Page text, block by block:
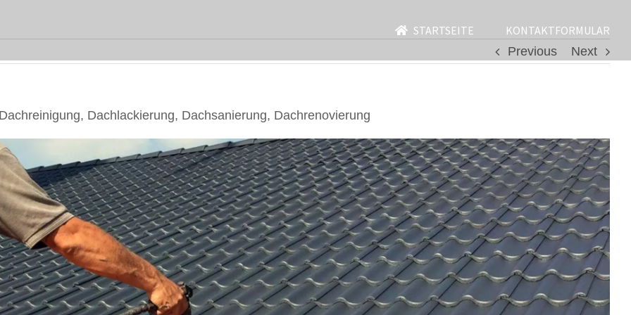
STARTSEITE
KONTAKTFORMULAR
Previous
Next
Dachlackierung, Dachsanierung, Dachrenovierung